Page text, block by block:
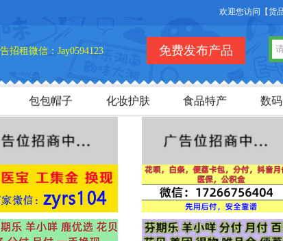
欢迎您访问【货品源】微商
招租微信：Jay0594123 免费发布产品
包包帽子 化妆护肤 食品特产 数